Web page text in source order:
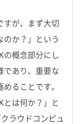
すが、まず大切
のか？」という
の概念部分にし
であり、重要な
ることです。
とは何か？」と
ラウドコンピュ